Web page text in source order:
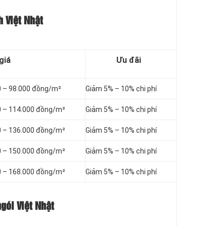
Việt Nhật
Ưu đãi
– 98.000 đồng/m² Giảm 5% – 10% chi phí
– 114.000 đồng/m² Giảm 5% – 10% chi phí
– 136.000 đồng/m² Giảm 5% – 10% chi phí
– 150.000 đồng/m² Giảm 5% – 10% chi phí
– 168.000 đồng/m² Giảm 5% – 10% chi phí
Việt Nhật